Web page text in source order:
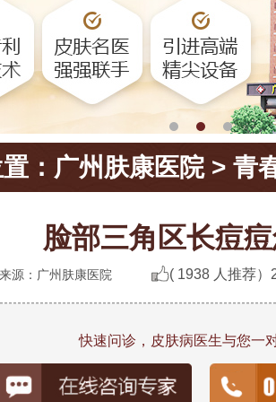
： 广州肤康医院> 青
脸部三角区长痘
源：广州肤康医院 ( 1938 人推荐）
快速问诊，皮肤病医生与您一